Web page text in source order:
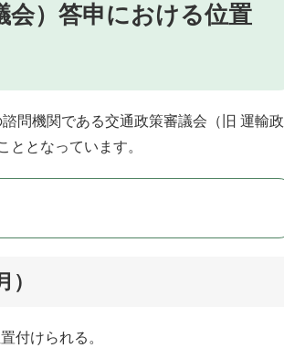
会）答申における位置
問機関である交通政策審議会（旧 運輸政
となっています。
付けられる。